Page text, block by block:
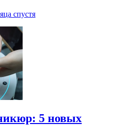
спустя
5 новых